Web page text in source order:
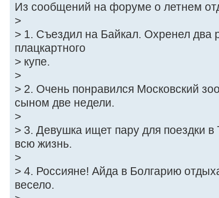
Из сообщений на форуме о летнем
>
> 1. Съездил на Байкал. Охренел два
плацкартного
> купе.
>
> 2. Очень понравился Московский
сыном две недели.
>
> 3. Девушка ищет пару для поездки
всю жизнь.
>
> 4. Россияне! Айда в Болгарию
весело.